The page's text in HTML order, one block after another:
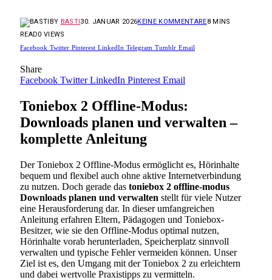
BY BASTI30. JANUAR 2026KEINE KOMMENTARE8 MINS
READ0 VIEWS
Facebook Twitter Pinterest LinkedIn Telegram Tumblr Email
Share
Facebook Twitter LinkedIn Pinterest Email
Toniebox 2 Offline-Modus:
Downloads planen und verwalten –
komplette Anleitung
Der Toniebox 2 Offline-Modus ermöglicht es, Hörinhalte
bequem und flexibel auch ohne aktive Internetverbindung
zu nutzen. Doch gerade das toniebox 2 offline-modus
Downloads planen und verwalten stellt für viele Nutzer
eine Herausforderung dar. In dieser umfangreichen
Anleitung erfahren Eltern, Pädagogen und Toniebox-
Besitzer, wie sie den Offline-Modus optimal nutzen,
Hörinhalte vorab herunterladen, Speicherplatz sinnvoll
verwalten und typische Fehler vermeiden können. Unser
Ziel ist es, den Umgang mit der Toniebox 2 zu erleichtern
und dabei wertvolle Praxistipps zu vermitteln.